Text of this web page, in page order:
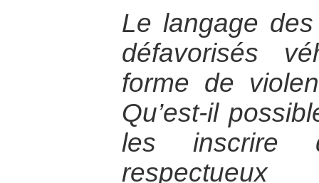
Le langage
défavorisés
forme de
Qu’est-il
les inscrire
respectueux